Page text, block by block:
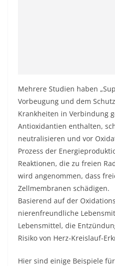
Mehrere Studien haben
Vorbeugung und dem
Krankheiten in Verbindung
Antioxidantien enthalten,
neutralisieren und vor
Prozess der
Reaktionen, die zu freien
wird angenommen, dass
Zellmembranen schädigen.
Basierend auf der
nierenfreundliche
Lebensmittel, die
Risiko von Herz-Kreislauf-
Hier sind einige Beispiele